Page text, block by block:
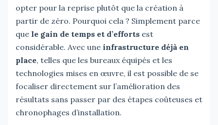
opter pour la reprise plutôt que la création à
partir de zéro. Pourquoi cela ? Simplement parce
que le gain de temps et d’efforts est
considérable. Avec une infrastructure déjà en
place, telles que les bureaux équipés et les
technologies mises en œuvre, il est possible de se
focaliser directement sur l’amélioration des
résultats sans passer par des étapes coûteuses et
chronophages d’installation.